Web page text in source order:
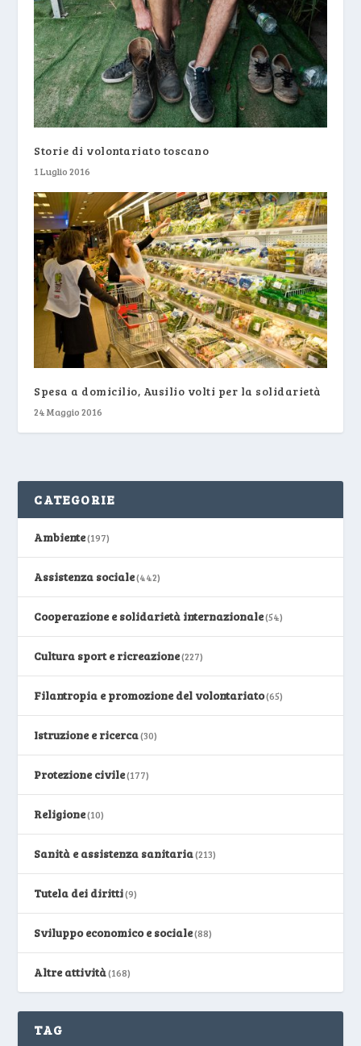
Storie di volontariato toscano
1 Luglio 2016
Spesa a domicilio, Ausilio volti per la solidarietà
24 Maggio 2016
CATEGORIE
Ambiente(197)
Assistenza sociale(442)
Cooperazione e solidarietà internazionale(54)
Cultura sport e ricreazione(227)
Filantropia e promozione del volontariato(65)
Istruzione e ricerca(30)
Protezione civile(177)
Religione(10)
Sanità e assistenza sanitaria(213)
Tutela dei diritti(9)
Sviluppo economico e sociale(88)
Altre attività(168)
TAG